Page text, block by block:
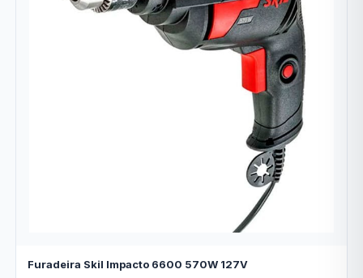
Furadeira Skil Impacto 6600 570W 127V